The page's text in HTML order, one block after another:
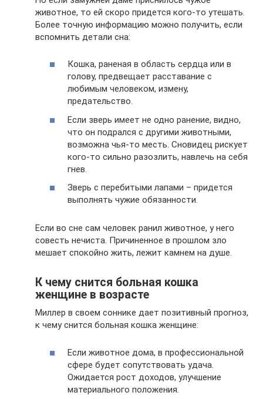
животное, то ей скоро придется кого-то утешать.
Более точную информацию можно получить, если
вспомнить детали сна:
Кошка, раненая в область сердца или в
голову, предвещает расставание с
любимым человеком, измену,
предательство.
Если зверь имеет не одно ранение, видно,
что он подрался с другими животными,
возможна чья-то месть. Сновидец рискует
кого-то сильно разозлить, навлечь на себя
гнев.
Зверь с перебитыми лапами – придется
выполнять чужие обязанности.
Если во сне сам человек ранил животное, у него
совесть нечиста. Причиненное в прошлом зло
мешает спокойно жить, лежит камнем на душе.
К чему снится больная кошка
женщине в возрасте
Миллер в своем соннике дает позитивный прогноз,
к чему снится больная кошка женщине:
Если животное дома, в профессиональной
сфере будет сопутствовать удача.
Ожидается рост доходов, улучшение
материального положения.